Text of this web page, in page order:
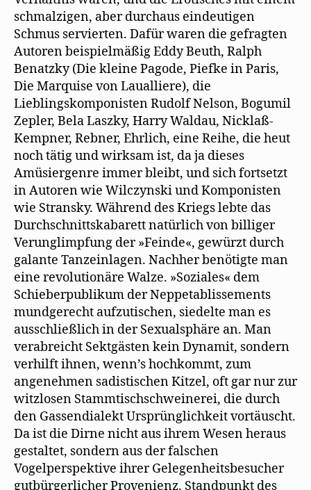
schmalzigen, aber durchaus eindeutigen
Schmus servierten. Dafür waren die gefragten
Autoren beispielmäßig Eddy Beuth, Ralph
Benatzky (Die kleine Pagode, Piefke in Paris,
Die Marquise von Laualliere), die
Lieblingskomponisten Rudolf Nelson, Bogumil
Zepler, Bela Laszky, Harry Waldau, Nicklaß-
Kempner, Rebner, Ehrlich, eine Reihe, die heut
noch tätig und wirksam ist, da ja dieses
Amüsiergenre immer bleibt, und sich fortsetzt
in Autoren wie Wilczynski und Komponisten
wie Stransky. Während des Kriegs lebte das
Durchschnittskabarett natürlich von billiger
Verunglimpfung der »Feinde«, gewürzt durch
galante Tanzeinlagen. Nachher benötigte man
eine revolutionäre Walze. »Soziales« dem
Schieberpublikum der Neppetablissements
mundgerecht aufzutischen, siedelte man es
ausschließlich in der Sexualsphäre an. Man
verabreicht Sektgästen kein Dynamit, sondern
verhilft ihnen, wenn’s hochkommt, zum
angenehmen sadistischen Kitzel, oft gar nur zur
witzlosen Stammtischschweinerei, die durch
den Gassendialekt Ursprünglichkeit vortäuscht.
Da ist die Dirne nicht aus ihrem Wesen heraus
gestaltet, sondern aus der falschen
Vogelperspektive ihrer Gelegenheitsbesucher
gutbürgerlicher Provenienz. Standpunkt des